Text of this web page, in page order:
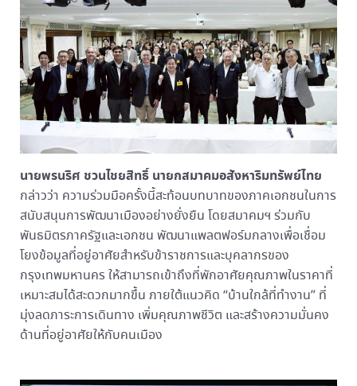
นายพรนริศ ชวนไชยสิทธิ์ นายกสมาคมอสังหาริมทรัพย์ไทย
กล่าวว่า ความร่วมมือครั้งนี้สะท้อนบทบาทของภาคเอกชนในการ
สนับสนุนการพัฒนาเมืองอย่างยั่งยืน โดยสมาคมฯ ร่วมกับ
พันธมิตรภาครัฐและเอกชน พัฒนาแพลตฟอร์มกลางเพื่อเชื่อม
โยงข้อมูลที่อยู่อาศัยสำหรับข้าราชการและบุคลากรของ
กรุงเทพมหานคร ให้สามารถเข้าถึงที่พักอาศัยคุณภาพในราคาที่
เหมาะสมได้สะดวกมากขึ้น ภายใต้แนวคิด “บ้านใกล้ที่ทำงาน” ที่
มุ่งลดภาระการเดินทาง เพิ่มคุณภาพชีวิต และสร้างความมั่นคง
ด้านที่อยู่อาศัยให้กับคนเมือง